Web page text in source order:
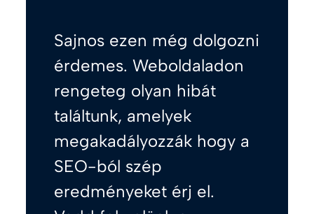
Sajnos ezen még dolgozni
érdemes. Weboldaladon
rengeteg olyan hibát
találtunk, amelyek
megakadályozzák hogy a
SEO-ból szép
eredményeket érj el.